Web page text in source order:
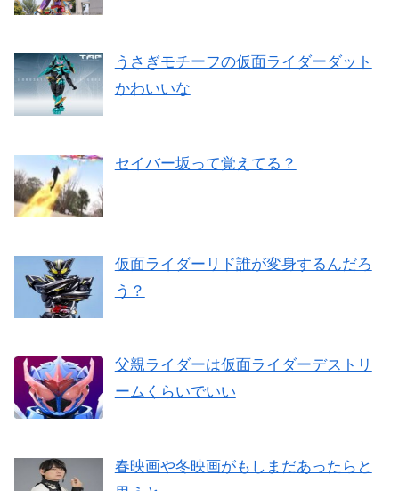
うさぎモチーフの仮面ライダーダット
かわいいな
セイバー坂って覚えてる？
仮面ライダーリド誰が変身するんだろ
う？
父親ライダーは仮面ライダーデストリ
ームくらいでいい
春映画や冬映画がもしまだあったらと